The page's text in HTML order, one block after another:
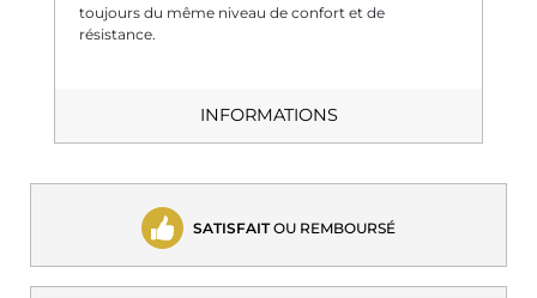
toujours du même niveau de confort et de
résistance.
INFORMATIONS
SATISFAITOU REMBOURSÉ